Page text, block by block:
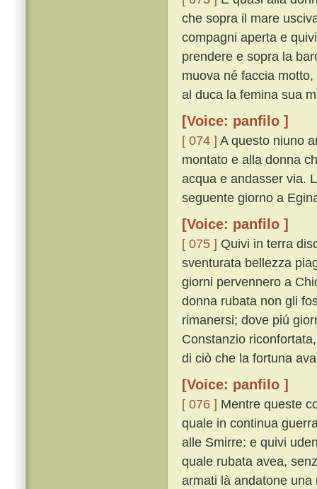
che sopra il mare
compagni aperta e
prendere e sopra la
muova né faccia
al duca la femina sua
[Voice: panfilo ]
[ 074 ] A questo niuno
montato e alla donna
acqua e andasser via.
seguente giorno a
[Voice: panfilo ]
[ 075 ] Quivi in terra
sventurata bellezza
giorni pervennero a
donna rubata non gli
rimanersi; dove piú
Constanzio
di ciò che la fortuna
[Voice: panfilo ]
[ 076 ] Mentre queste
quale in continua
alle Smirre: e quivi
quale rubata avea,
armati là andatone